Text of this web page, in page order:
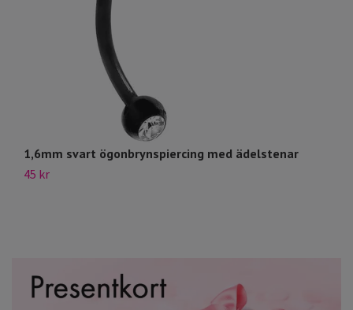
1,6mm svart ögonbrynspiercing med ädelstenar
45 kr